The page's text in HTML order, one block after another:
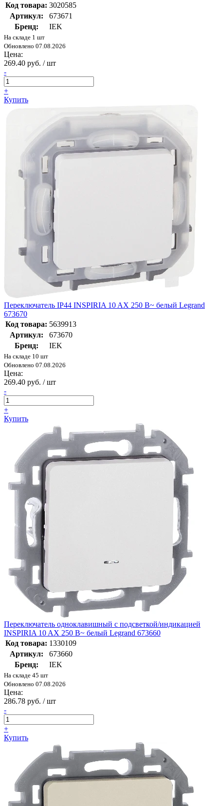
Код товара: 3020585
Артикул:
673671
Бренд:
IEK
На складе 1 шт
Обновлено 07.08.2026
Цена:
269.40 руб. / шт
-
+
Купить
Переключатель IP44 INSPIRIA 10 AX 250 В~ белый Legrand
673670
Код товара: 5639913
Артикул:
673670
Бренд:
IEK
На складе 10 шт
Обновлено 07.08.2026
Цена:
269.40 руб. / шт
-
+
Купить
Переключатель одноклавишный с подсветкой/индикацией
INSPIRIA 10 AX 250 В~ белый Legrand 673660
Код товара: 1330109
Артикул:
673660
Бренд:
IEK
На складе 45 шт
Обновлено 07.08.2026
Цена:
286.78 руб. / шт
-
+
Купить